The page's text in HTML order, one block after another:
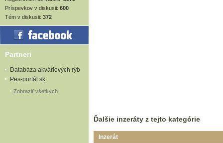
Príspevkov v diskusii: 600
Tém v diskusii: 372
Partneri
Databáza akváriových rýb
Pes-portál.sk
Zobraziť všetkých
Ďalšie inzeráty z tejto kategórie
Inzerát